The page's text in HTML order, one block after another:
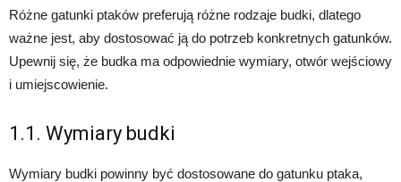
Różne gatunki ptaków preferują różne rodzaje budki, dlatego
ważne jest, aby dostosować ją do potrzeb konkretnych gatunków.
Upewnij się, że budka ma odpowiednie wymiary, otwór wejściowy
i umiejscowienie.
1.1. Wymiary budki
Wymiary budki powinny być dostosowane do gatunku ptaka,